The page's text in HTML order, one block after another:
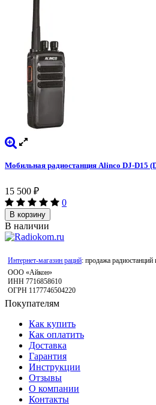
Мобильная радиостанция Alinco DJ-D15
15 500 ₽
0
В корзину
В наличии
Интернет-магазин раций: продажа радиостанций
ООО «Айкон»
ИНН 7716858610
ОГРН 1177746504220
Покупателям
Как купить
Как оплатить
Доставка
Гарантия
Инструкции
Отзывы
О компании
Контакты